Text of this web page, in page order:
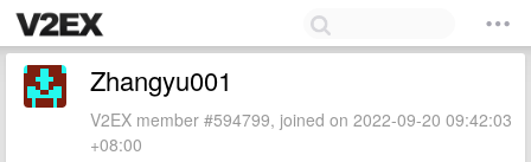
Zhangyu001
V2EX member #594799, joined on 2022-09-20 09:42:03
+08:00